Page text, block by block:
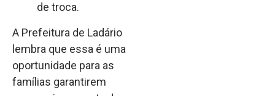
de troca.
A Prefeitura de Ladário
lembra que essa é uma
oportunidade para as
famílias garantirem